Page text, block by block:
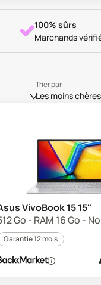
100% sûrs
Marchands
Trier par
Les moins chères
VivoBook 15 15"
Go - RAM 16 Go -
Garantie 12 mois